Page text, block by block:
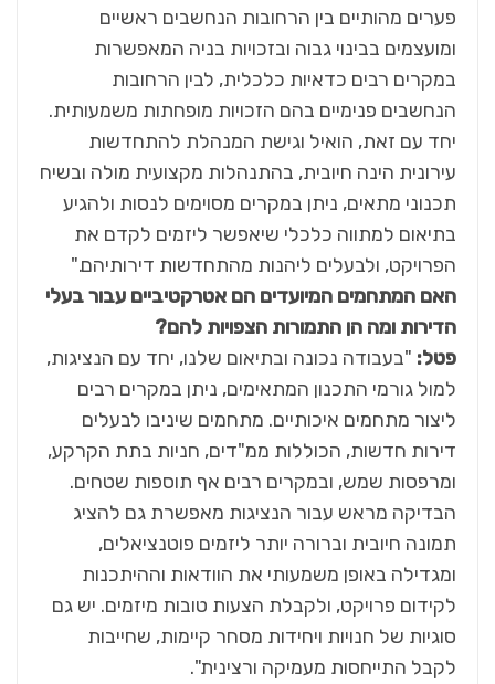
פערים מהותיים בין הרחובות הנחשבים ראשיים
ומועצמים בבינוי גבוה ובזכויות בניה המאפשרות
במקרים רבים כדאיות כלכלית, לבין הרחובות
הנחשבים פנימיים בהם הזכויות מופחתות משמעותית.
יחד עם זאת, הואיל וגישת המנהלת להתחדשות
עירונית הינה חיובית, בהתנהלות מקצועית מולה ובשיח
תכנוני מתאים, ניתן במקרים מסוימים לנסות ולהגיע
בתיאום למתווה כלכלי שיאפשר ליזמים לקדם את
הפרויקט, ולבעלים ליהנות מהתחדשות דירותיהם."
האם המתחמים המיועדים הם אטרקטיביים עבור בעלי
הדירות ומה הן התמורות הצפויות להם?
פטל: "בעבודה נכונה ובתיאום שלנו, יחד עם הנציגות,
למול גורמי התכנון המתאימים, ניתן במקרים רבים
ליצור מתחמים איכותיים. מתחמים שיניבו לבעלים
דירות חדשות, הכוללות ממ"דים, חניות בתת הקרקע,
ומרפסות שמש, ובמקרים רבים אף תוספות שטחים.
הבדיקה מראש עבור הנציגות מאפשרת גם להציג
תמונה חיובית וברורה יותר ליזמים פוטנציאלים,
ומגדילה באופן משמעותי את הוודאות וההיתכנות
לקידום פרויקט, ולקבלת הצעות טובות מיזמים. יש גם
סוגיות של חנויות ויחידות מסחר קיימות, שחייבות
לקבל התייחסות מעמיקה ורצינית".